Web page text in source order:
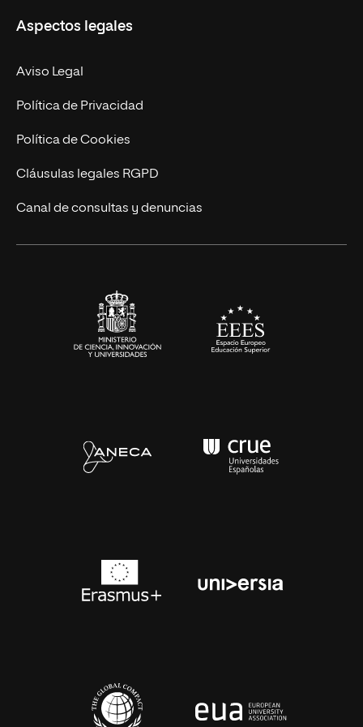
Doctorados
Experto Universitario
Postgrados
Cursos Universitarios
Facultades
Nuestro Equipo
Trabaja en UNIR
Actualidad
UNIR Revista
Eventos
Aspectos legales
Aviso Legal
Política de Privacidad
Política de Cookies
Cláusulas legales RGPD
Canal de consultas y denuncias